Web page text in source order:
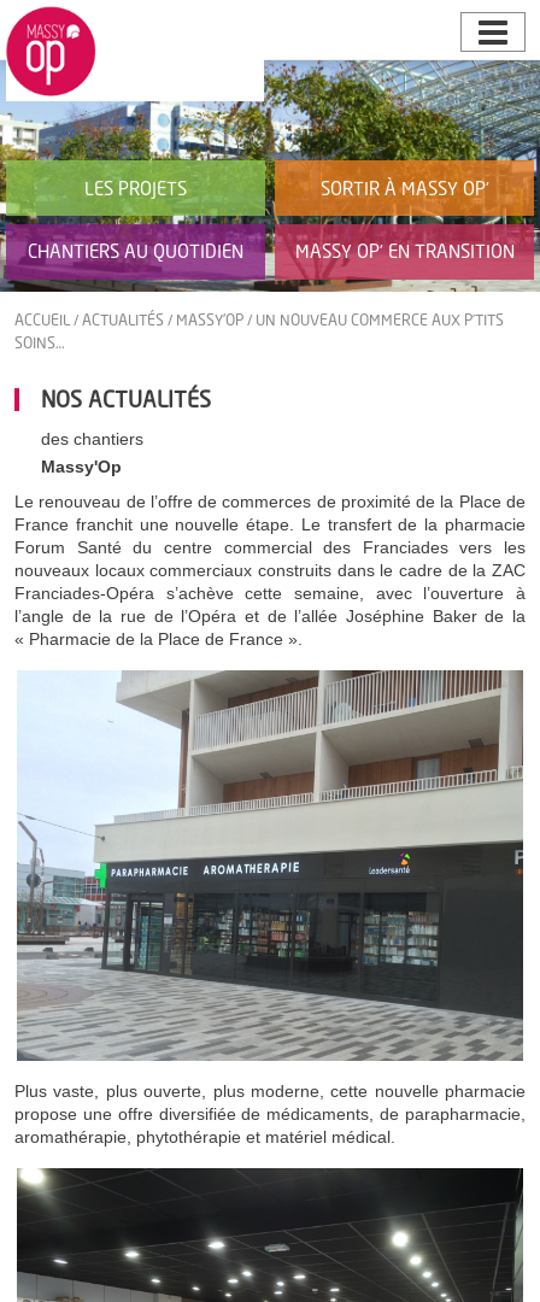
LES PROJETS SORTIR À MASSY OP’
CHANTIERS AU QUOTIDIEN MASSY OP’ EN TRANSITION
ACCUEIL / ACTUALITÉS / MASSY'OP / UN NOUVEAU COMMERCE AUX P’TITS
SOINS…
NOS ACTUALITÉS
des chantiers
Massy'Op
Le renouveau de l’offre de commerces de proximité de la Place de
France franchit une nouvelle étape. Le transfert de la pharmacie
Forum Santé du centre commercial des Franciades vers les
nouveaux locaux commerciaux construits dans le cadre de la ZAC
Franciades-Opéra s’achève cette semaine, avec l’ouverture à
l’angle de la rue de l’Opéra et de l’allée Joséphine Baker de la
« Pharmacie de la Place de France ».
Plus vaste, plus ouverte, plus moderne, cette nouvelle pharmacie
propose une offre diversifiée de médicaments, de parapharmacie,
aromathérapie, phytothérapie et matériel médical.